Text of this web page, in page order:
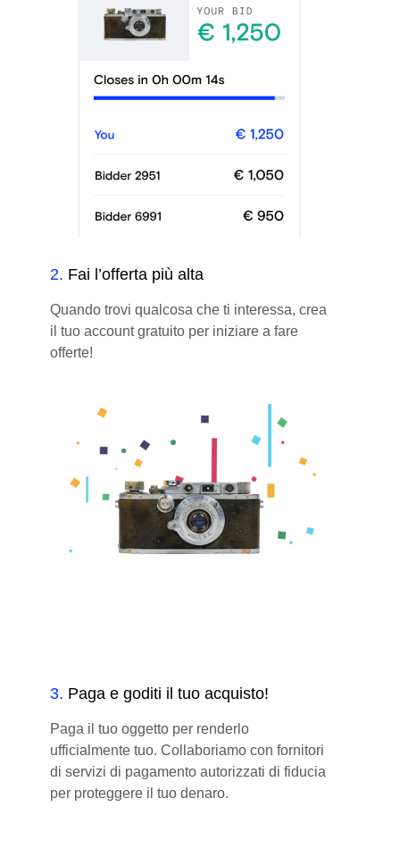
2. Fai l’offerta più alta
Quando trovi qualcosa che ti interessa, crea
il tuo account gratuito per iniziare a fare
offerte!
3. Paga e goditi il tuo acquisto!
Paga il tuo oggetto per renderlo
ufficialmente tuo. Collaboriamo con fornitori
di servizi di pagamento autorizzati di fiducia
per proteggere il tuo denaro.